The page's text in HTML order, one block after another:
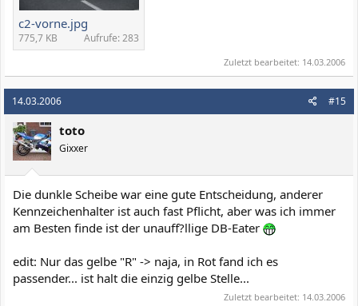
c2-vorne.jpg
775,7 KB Aufrufe: 283
Zuletzt bearbeitet: 14.03.2006
14.03.2006 #15
toto
Gixxer
Die dunkle Scheibe war eine gute Entscheidung, anderer
Kennzeichenhalter ist auch fast Pflicht, aber was ich immer
am Besten finde ist der unauff?llige DB-Eater
edit: Nur das gelbe "R" -> naja, in Rot fand ich es
passender... ist halt die einzig gelbe Stelle...
Zuletzt bearbeitet: 14.03.2006